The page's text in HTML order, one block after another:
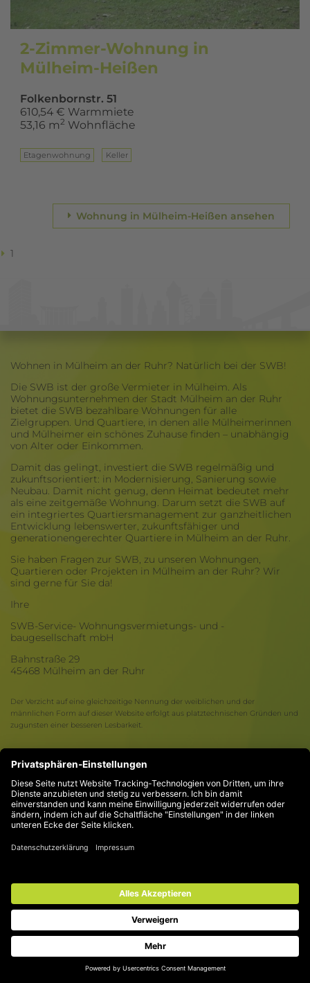
2-Zimmer-Wohnung in
Mülheim-Heißen
Folkenbornstr. 51
610,54 € Warmmiete
53,16 m2 Wohnfläche
Eta­gen­woh­nung Keller
Wohnung in Mülheim-Heißen ansehen
1
Wohnen in Mülheim an der Ruhr? Natürlich bei der SWB!
Die SWB ist der große Vermieter in Mülheim. Als
Wohnungsunternehmen der Stadt Mülheim an der Ruhr
bietet die SWB bezahlbare Wohnungen für alle
Zielgruppen. Und Quartiere, in denen alle Mülheimerinnen
und Mülheimer ein schönes Zuhause finden – unabhängig
von Alter oder Einkommen.
Damit das gelingt, investiert die SWB regelmäßig und
zukunftsorientiert: in Modernisierung, Sanierung sowie
Neubau. Damit nicht genug, denn Heimat bedeutet mehr
als eine zeitgemäße Wohnung. Darum setzt die SWB auf
ein integriertes Quartiersmanagement zur ganzheitlichen
Entwicklung lebenswerter, zukunftsfähiger und
generationengerechter Quartiere in Mülheim an der Ruhr.
Sie haben Fragen zur SWB, zu unseren Wohnungen,
Quartieren oder Projekten in Mülheim an der Ruhr? Wir
sind gerne für Sie da!
Ihre
SWB-Service- Wohnungsvermietungs- und -
baugesellschaft mbH
Bahnstraße 29
45468 Mülheim an der Ruhr
Der Verzicht auf eine gleichzeitige Nennung der weiblichen und der
männlichen Form auf dieser Website erfolgt aus platztechnischen Gründen und
zugunsten einer besseren Lesbarkeit.
Kontakt
Compliance
Datenschutz